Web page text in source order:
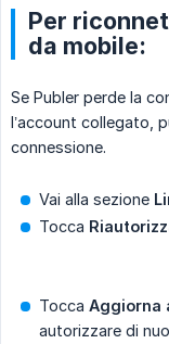
Per
da mobile:
Se Publer perde la
l’account collegato,
connessione.
Vai alla sezione
Tocca
Tocca Aggiorna
autorizzare di